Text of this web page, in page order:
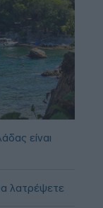
είναι
λατρέψετε